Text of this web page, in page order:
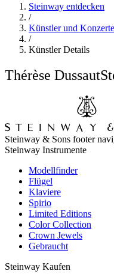
Steinway entdecken
/
Künstler und Konzerte
/
Künstler Details
Thérèse Dussaut
Steinway & Sons footer
Steinway Instrumente
Modellfinder
Flügel
Klaviere
Spirio
Limited Editions
Color Collection
Crown Jewels
Gebraucht
Steinway Kaufen